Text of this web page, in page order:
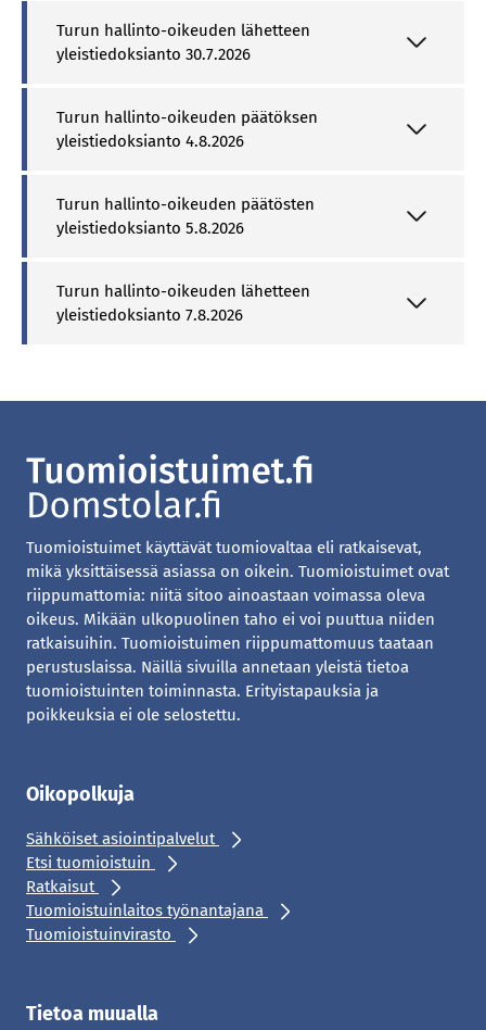
Turun hallinto-oikeuden lähetteen
yleistiedoksianto 30.7.2026
Turun hallinto-oikeuden päätöksen
yleistiedoksianto 4.8.2026
Turun hallinto-oikeuden päätösten
yleistiedoksianto 5.8.2026
Turun hallinto-oikeuden lähetteen
yleistiedoksianto 7.8.2026
Tuomioistuimet käyttävät tuomiovaltaa eli ratkaisevat,
mikä yksittäisessä asiassa on oikein. Tuomioistuimet ovat
riippumattomia: niitä sitoo ainoastaan voimassa oleva
oikeus. Mikään ulkopuolinen taho ei voi puuttua niiden
ratkaisuihin. Tuomioistuimen riippumattomuus taataan
perustuslaissa. Näillä sivuilla annetaan yleistä tietoa
tuomioistuinten toiminnasta. Erityistapauksia ja
poikkeuksia ei ole selostettu.
Oikopolkuja
Sähköiset asiointipalvelut
Etsi tuomioistuin
Ratkaisut
Tuomioistuinlaitos työnantajana
Tuomioistuinvirasto
Tietoa muualla